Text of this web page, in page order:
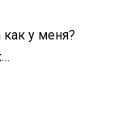
как у меня?